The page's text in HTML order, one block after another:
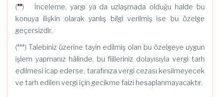
(**) İnceleme, yargı ya da uzlaşmada olduğu halde bu
konuya ilişkin olarak yanlış bilgi verilmiş ise bu özelge
geçersizdir.
(***) Talebiniz üzerine tayin edilmiş olan bu özelgeye uygun
işlem yapmanız hâlinde, bu fiilleriniz dolayısıyla vergi tarh
edilmesi icap ederse, tarafınıza vergi cezası kesilmeyecek
ve tarh edilen vergi için gecikme faizi hesaplanmayacaktır.